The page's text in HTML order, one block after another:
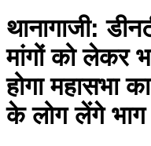
थानागाजी:
मांगों को लेकर
होगा महासभा
के लोग लेंगे भाग